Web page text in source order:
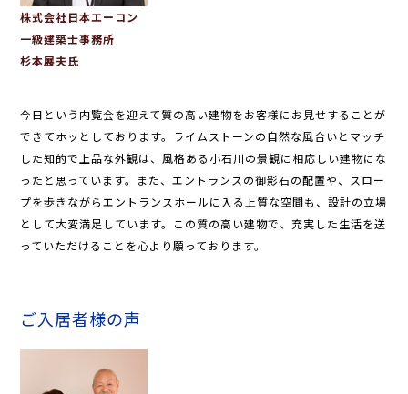
株式会社日本エーコン
一級建築士事務所
杉本展夫氏
今日という内覧会を迎えて質の高い建物をお客様にお見せすることが
できてホッとしております。ライムストーンの自然な風合いとマッチ
した知的で上品な外観は、風格ある小石川の景観に相応しい建物にな
ったと思っています。また、エントランスの御影石の配置や、スロー
プを歩きながらエントランスホールに入る上質な空間も、設計の立場
として大変満足しています。この質の高い建物で、充実した生活を送
っていただけることを心より願っております。
ご入居者様の声